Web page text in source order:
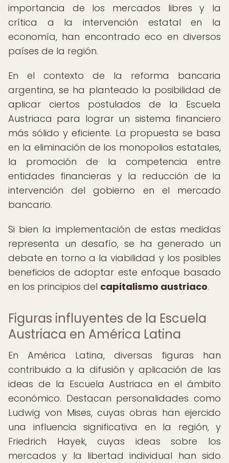
importancia de los mercados libres y la
crítica a la intervención estatal en la
economía, han encontrado eco en diversos
países de la región.
En el contexto de la reforma bancaria
argentina, se ha planteado la posibilidad de
aplicar ciertos postulados de la Escuela
Austriaca para lograr un sistema financiero
más sólido y eficiente. La propuesta se basa
en la eliminación de los monopolios estatales,
la promoción de la competencia entre
entidades financieras y la reducción de la
intervención del gobierno en el mercado
bancario.
Si bien la implementación de estas medidas
representa un desafío, se ha generado un
debate en torno a la viabilidad y los posibles
beneficios de adoptar este enfoque basado
en los principios del capitalismo austriaco.
Figuras influyentes de la Escuela
Austriaca en América Latina
En América Latina, diversas figuras han
contribuido a la difusión y aplicación de las
ideas de la Escuela Austriaca en el ámbito
económico. Destacan personalidades como
Ludwig von Mises, cuyas obras han ejercido
una influencia significativa en la región, y
Friedrich Hayek, cuyas ideas sobre los
mercados y la libertad individual han sido